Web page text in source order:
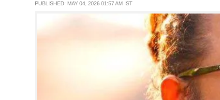
PUBLISHED: MAY 04, 2026 01:57 AM IST